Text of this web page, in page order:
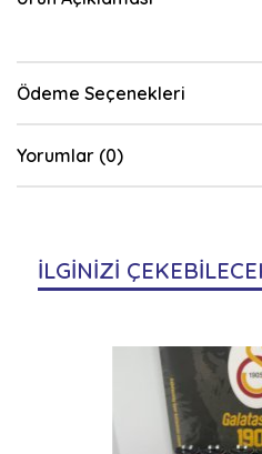
Ödeme Seçenekleri
Yorumlar (0)
İLGİNİZİ